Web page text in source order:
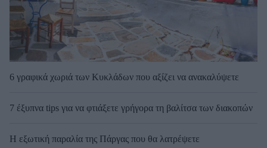
6 γραφικά χωριά των Κυκλάδων που αξίζει να ανακαλύψετε
7 έξυπνα tips για να φτιάξετε γρήγορα τη βαλίτσα των διακοπών
Η εξωτική παραλία της Πάργας που θα λατρέψετε